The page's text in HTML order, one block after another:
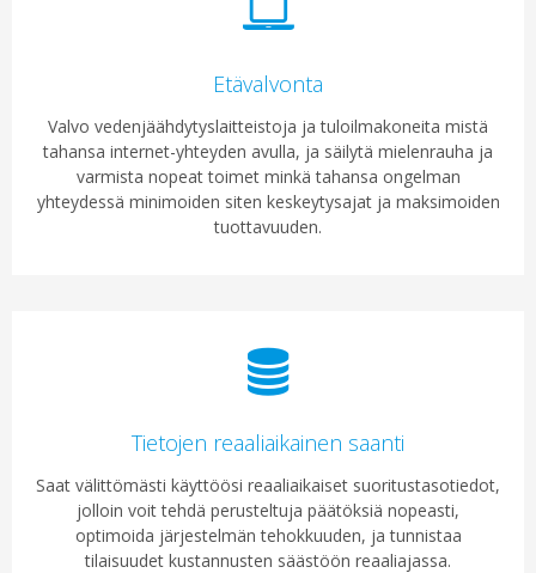
Etävalvonta
Valvo vedenjäähdytyslaitteistoja ja tuloilmakoneita mistä
tahansa internet-yhteyden avulla, ja säilytä mielenrauha ja
varmista nopeat toimet minkä tahansa ongelman
yhteydessä minimoiden siten keskeytysajat ja maksimoiden
tuottavuuden.
Tietojen reaaliaikainen saanti
Saat välittömästi käyttöösi reaaliaikaiset suoritustasotiedot,
jolloin voit tehdä perusteltuja päätöksiä nopeasti,
optimoida järjestelmän tehokkuuden, ja tunnistaa
tilaisuudet kustannusten säästöön reaaliajassa.